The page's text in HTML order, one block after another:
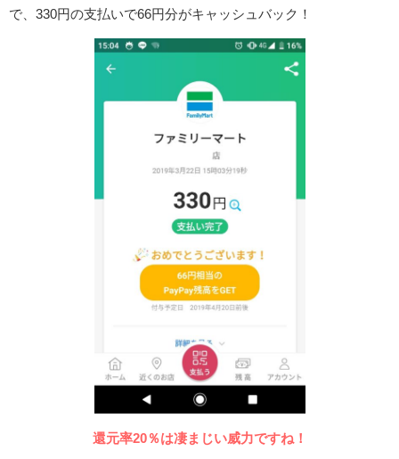
で、330円の支払いで66円分がキャッシュバック！
還元率20％は凄まじい威力ですね！